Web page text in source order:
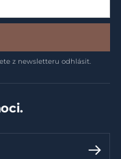
z newsletteru odhlásit.